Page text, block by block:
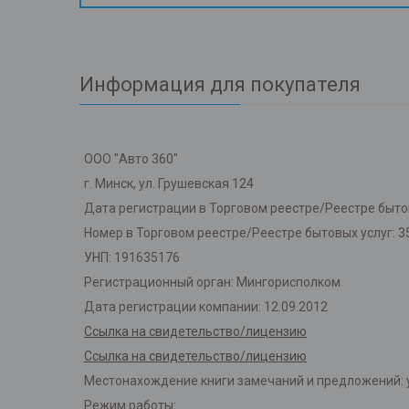
Информация для покупателя
ООО "Авто 360"
г. Минск, ул. Грушевская 124
Дата регистрации в Торговом реестре/Реестре
Номер в Торговом реестре/Реестре бытовых услуг:
УНП: 191635176
Регистрационный орган: Мингорисполком
Дата регистрации компании: 12.09.2012
Ссылка на свидетельство/лицензию
Ссылка на свидетельство/лицензию
Местонахождение книги замечаний и предложений:
Режим работы: